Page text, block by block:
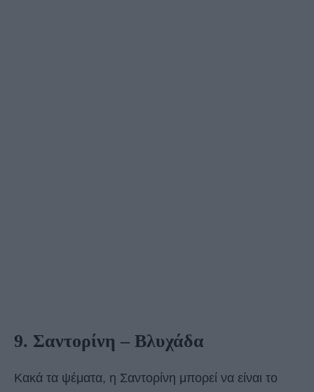
9. Σαντορίνη – Βλυχάδα
Κακά τα ψέματα, η Σαντορίνη μπορεί να είναι το